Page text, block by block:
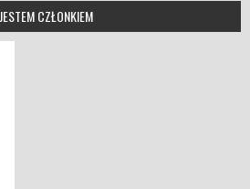
JESTEM CZŁONKIEM